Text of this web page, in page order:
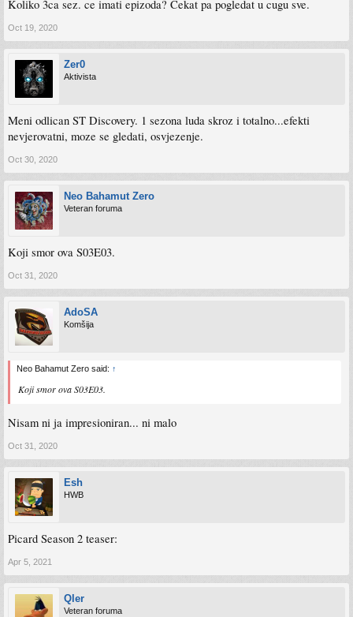
Koliko 3ca sez. ce imati epizoda? Cekat pa pogledat u cugu sve.
Oct 19, 2020
Zer0
Aktivista
Meni odlican ST Discovery. 1 sezona luda skroz i totalno...efekti
nevjerovatni, moze se gledati, osvjezenje.
Oct 30, 2020
Neo Bahamut Zero
Veteran foruma
Koji smor ova S03E03.
Oct 31, 2020
AdoSA
Komšija
Neo Bahamut Zero said: ↑
Koji smor ova S03E03.
Nisam ni ja impresioniran... ni malo
Oct 31, 2020
Esh
HWB
Picard Season 2 teaser:
Apr 5, 2021
Qler
Veteran foruma